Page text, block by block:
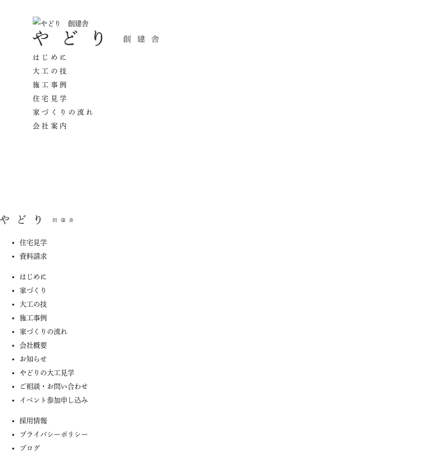
はじめに
大工の技
施工事例
住宅見学
家づくりの流れ
会社案内
住宅見学
資料請求
はじめに
家づくり
大工の技
施工事例
家づくりの流れ
会社概要
お知らせ
やどりの大工見学
ご相談・お問い合わせ
イベント参加申し込み
採用情報
プライバシーポリシー
ブログ